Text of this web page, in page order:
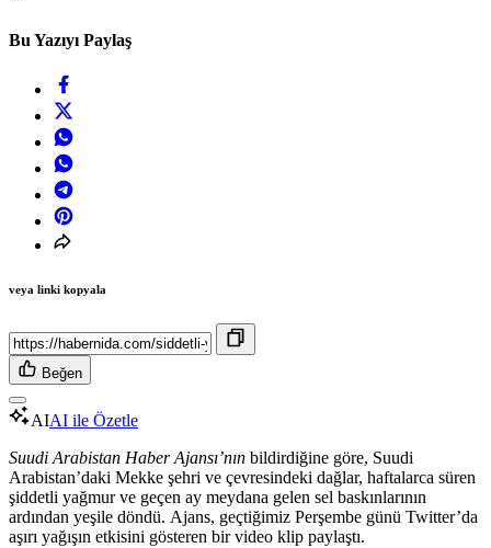
Bu Yazıyı Paylaş
veya linki kopyala
Beğen
AIAI ile Özetle
Suudi Arabistan Haber Ajansı’nın bildirdiğine göre, Suudi
Arabistan’daki Mekke şehri ve çevresindeki dağlar, haftalarca süren
şiddetli yağmur ve geçen ay meydana gelen sel baskınlarının
ardından yeşile döndü. Ajans, geçtiğimiz Perşembe günü Twitter’da
aşırı yağışın etkisini gösteren bir video klip paylaştı.